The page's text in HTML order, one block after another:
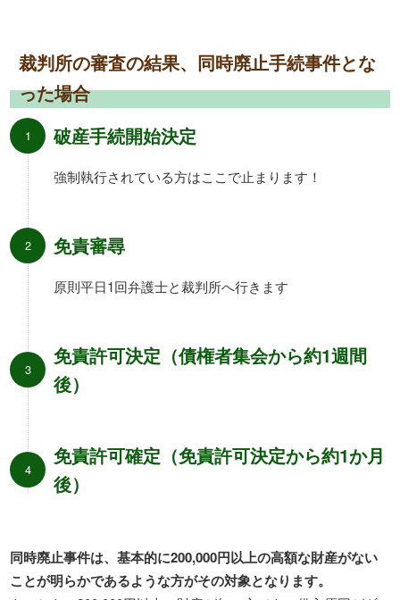
裁判所の審査の結果、同時廃止手続事件とな
った場合
破産手続開始決定
強制執行されている方はここで止まります！
免責審尋
原則平日1回弁護士と裁判所へ行きます
免責許可決定（債権者集会から約1週間
後）
免責許可確定（免責許可決定から約1か月
後）
同時廃止事件は、基本的に200,000円以上の高額な財産がない
ことが明らかであるような方がその対象となります。